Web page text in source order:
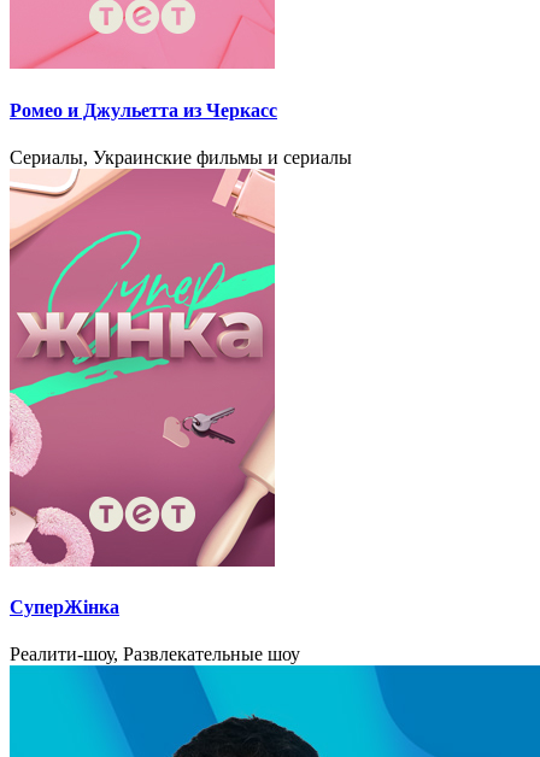
Ромео и Джульетта из Черкасс
Сериалы, Украинские фильмы и сериалы
СуперЖінка
Реалити-шоу, Развлекательные шоу